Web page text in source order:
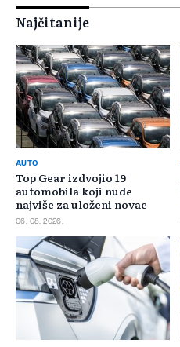
Najčitanije
AUTO
Top Gear izdvojio 19
automobila koji nude
najviše za uloženi novac
06. 08. 2026.